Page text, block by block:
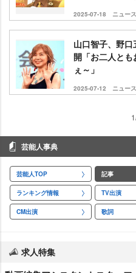
2025-07-18 ニュース
山口智子、野
開「お二人と
ぇ～」
2025-07-12 ニュース
芸能人事典
芸能人TOP 記事
ランキング情報 TV出演
CM出演 歌詞
求人特集